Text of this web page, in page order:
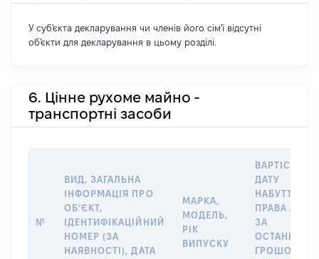
У суб'єкта декларування чи членів його сім'ї відсутні
об'єкти для декларування в цьому розділі.
6. Цінне рухоме майно -
транспортні засоби
№
ВИД, ЗАГАЛЬНА
ІНФОРМАЦІЯ ПРО
ОБʼЄКТ,
ІДЕНТИФІКАЦІЙНИЙ
НОМЕР (ЗА
НАЯВНОСТІ), ДАТА
МАРКА,
МОДЕЛЬ,
РІК
ВИПУСКУ
ВАРТІСТЬ НА
ДАТУ
НАБУТТЯ
ПРАВА АБО
ЗА
ГРОШОВОЮ